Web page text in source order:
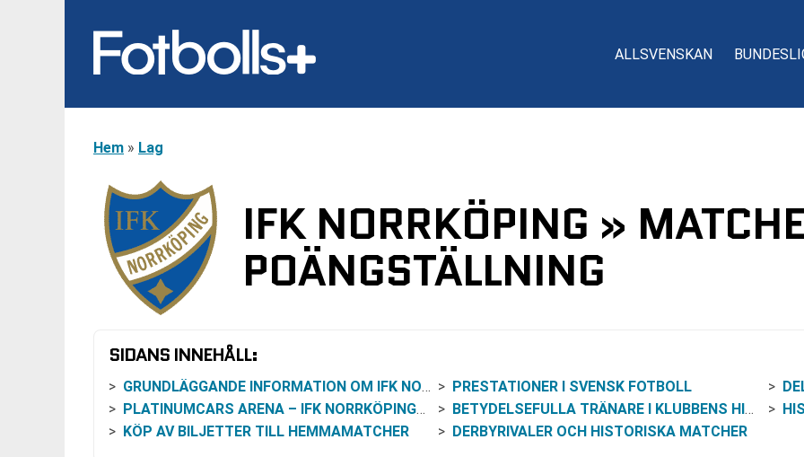
ALLSVENSKAN
Hem » Lag
IFK NORRKÖPING »
POÄNGSTÄLLNING
SIDANS INNEHÅLL:
GRUNDLÄGGANDE INFORMATION OM IFK NORRKÖPING PRESTATIONER I SVENSK FOTBOLL
PLATINUMCARS ARENA – IFK NORRKÖPINGS HEMMAPLAN
BETYDELSEFULLA TRÄNARE I KLUBBENS HISTORIA
KÖP AV BILJETTER TILL HEMMAMATCHER
DERBYRIVALER OCH HISTORISKA MATCHER